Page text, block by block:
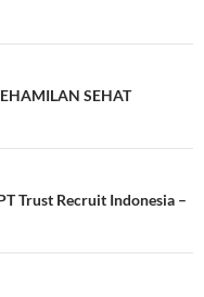
SEHAT
Trust Recruit Indonesia –